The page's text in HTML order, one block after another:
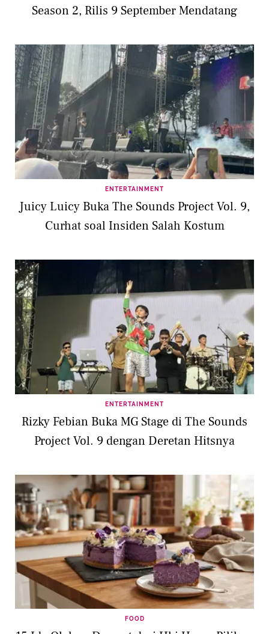
Season 2, Rilis 9 September Mendatang
ENTERTAINMENT
Juicy Luicy Buka The Sounds Project Vol. 9,
Curhat soal Insiden Salah Kostum
ENTERTAINMENT
Rizky Febian Buka MG Stage di The Sounds
Project Vol. 9 dengan Deretan Hitsnya
FOOD